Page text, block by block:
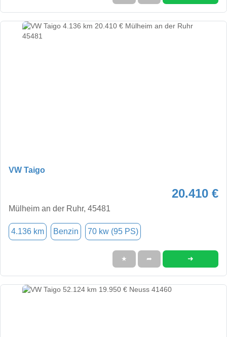
VW Taigo
20.410 €
Mülheim an der Ruhr, 45481
4.136 km Benzin 70 kw (95 PS)
★ ➦ ➜